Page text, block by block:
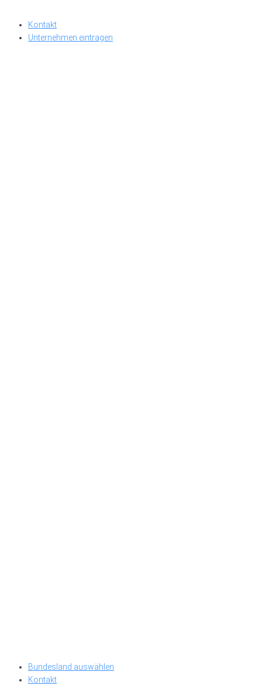
Kontakt
Unternehmen eintragen
Bundesland auswählen
Kontakt